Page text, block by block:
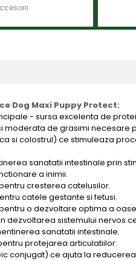
Dog Maxi Puppy Protect:
- sursa excelenta de
moderata de grasimi
si colostrul) ce stimuleaza
sanatatii intestinale prin
a inimii.
cresterea catelusilor.
catele gestante si fetusi.
o dezvoltare optima a
dezvoltarea sistemului nervos
sanatatii intestinale.
protejarea articulatiilor.
conjugat) ce ajuta la